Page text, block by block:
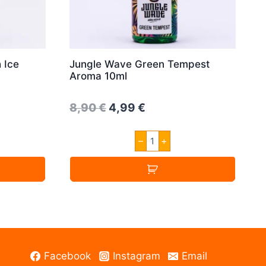
Ice
Jungle Wave Green Tempest
Aroma 10ml
8,90€ Original
8,90 €.
4,99 €Current
is:
4,99 €.
–
Jungle
Wave
Green
Tempest
Aroma
10ml
+
Facebook Instagram Email